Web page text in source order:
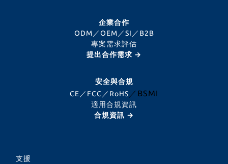
企業合作
ODM／OEM／SI／B2B
專案需求評估
提出合作需求 →
安全與合規
CE／FCC／RoHS ／BSMI
適用合規資訊
合規資訊 →
支援